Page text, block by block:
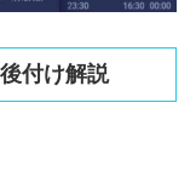
付け解説